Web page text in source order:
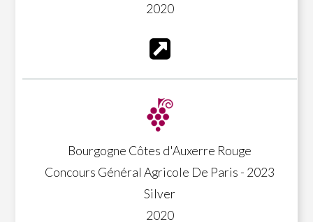
2020
Bourgogne Côtes d'Auxerre Rouge
Concours Général Agricole De Paris - 2023
Silver
2020